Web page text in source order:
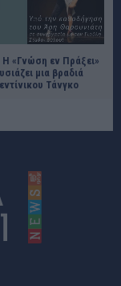
«Γνώση εν Πράξει»
μια βραδιά
Τάνγκο